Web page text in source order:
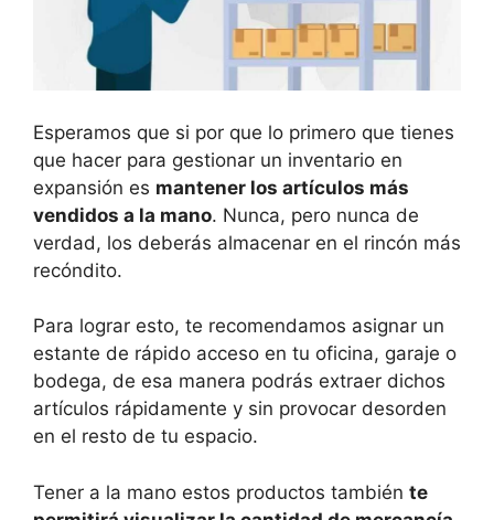
Esperamos que si por que lo primero que tienes
que hacer para gestionar un inventario en
expansión es mantener los artículos más
vendidos a la mano. Nunca, pero nunca de
verdad, los deberás almacenar en el rincón más
recóndito.
Para lograr esto, te recomendamos asignar un
estante de rápido acceso en tu oficina, garaje o
bodega, de esa manera podrás extraer dichos
artículos rápidamente y sin provocar desorden
en el resto de tu espacio.
Tener a la mano estos productos también te